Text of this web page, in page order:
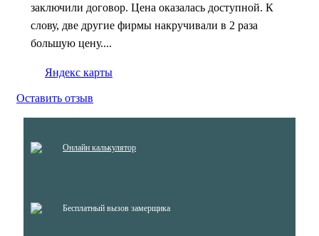
заключили договор. Цена оказалась доступной. К
слову, две другие фирмы накручивали в 2 раза
большую цену....
Яндекс карты
Оставить отзыв
Онлайн калькулятор
Бесплатный вызов замерщика